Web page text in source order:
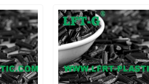
in nicht
gute
und